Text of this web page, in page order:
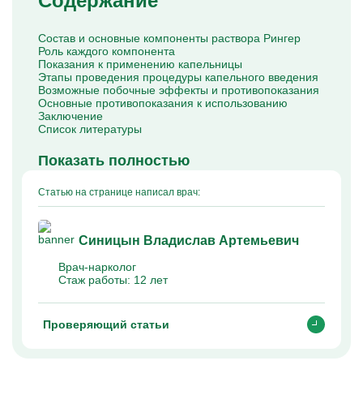
Капельницы Преднизолона
Капельница Церебролизин
Капельница Мильгамма
Капельница Цефтриаксон
Капельница Ципрофлоксацин
Капельница Рингер
Состав и основные компоненты раствора Рингер
Роль каждого компонента
Показания к применению капельницы
Этапы проведения процедуры капельного введения
Возможные побочные эффекты и противопоказания
Основные противопоказания к использованию
Заключение
Список литературы
Показать полностью
Статью на странице написал врач:
Синицын Владислав Артемьевич
Врач-нарколог
Стаж работы: 12 лет
Проверяющий статьи